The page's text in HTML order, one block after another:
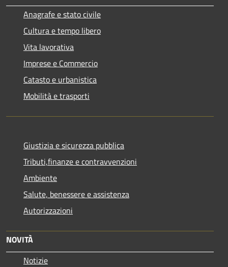
Anagrafe e stato civile
Cultura e tempo libero
Vita lavorativa
Imprese e Commercio
Catasto e urbanistica
Mobilità e trasporti
Giustizia e sicurezza pubblica
Tributi,finanze e contravvenzioni
Ambiente
Salute, benessere e assistenza
Autorizzazioni
NOVITÀ
Notizie